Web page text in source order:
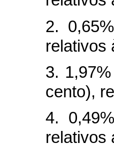
2.
relativos
3.
cento),
4.
relativos